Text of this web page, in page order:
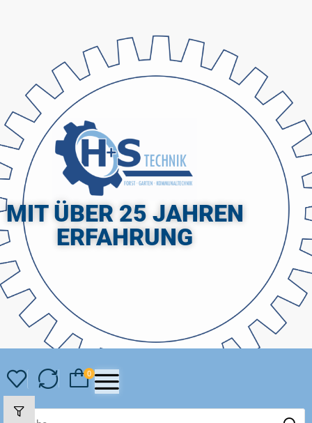
MIT ÜBER 25 JAHREN
ERFAHRUNG
0